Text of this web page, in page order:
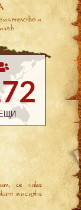
и
в
се дава
мисията